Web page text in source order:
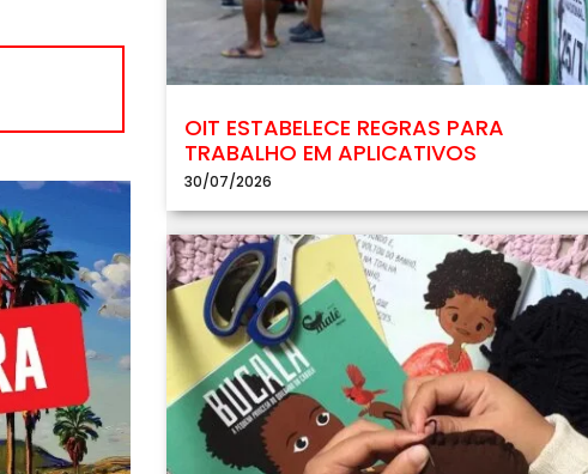
OIT ESTABELECE REGRAS PARA
TRABALHO EM APLICATIVOS
30/07/2026